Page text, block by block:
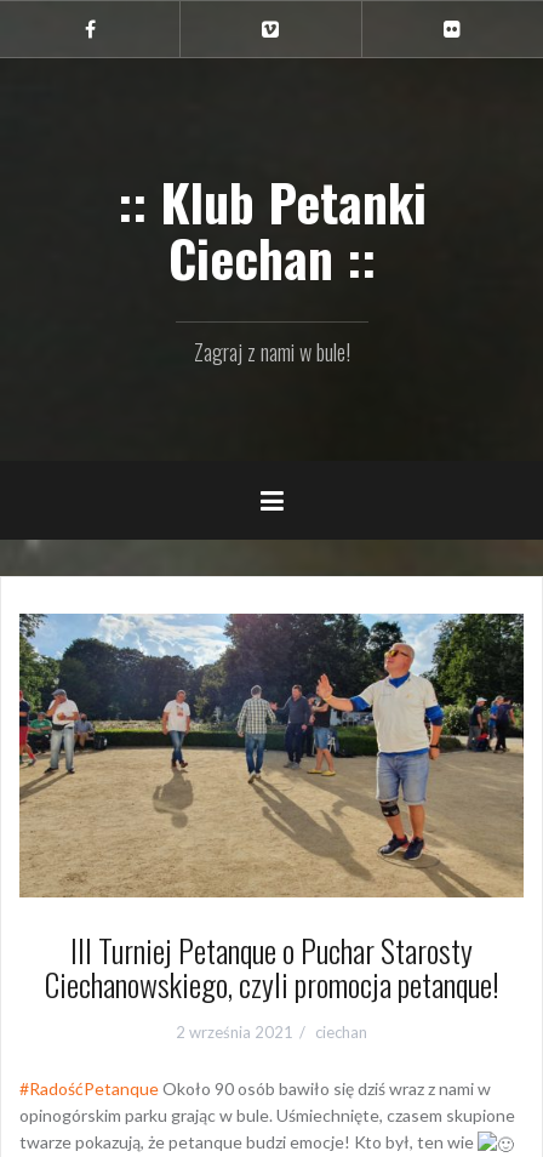
treści
Ciechan
na
na
na
:: Klub Petanki
Ciechan ::
Zagraj z nami w bule!
III Turniej Petanque o Puchar Starosty
Ciechanowskiego, czyli promocja petanque!
2 września 2021 ciechan
#RadośćPetanqueOkoło 90 osób bawiło się dziś wraz z nami w
opinogórskim parku grając w bule. Uśmiechnięte, czasem skupione
twarze pokazują, że petanque budzi emocje! Kto był, ten wie